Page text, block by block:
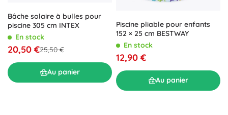
Bâche solaire à bulles pour
piscine 305 cm INTEX
En stock
20,50 €25,50 €
Au panier
Piscine pliable pour enfants
152 × 25 cm BESTWAY
En stock
12,90 €
Au panier